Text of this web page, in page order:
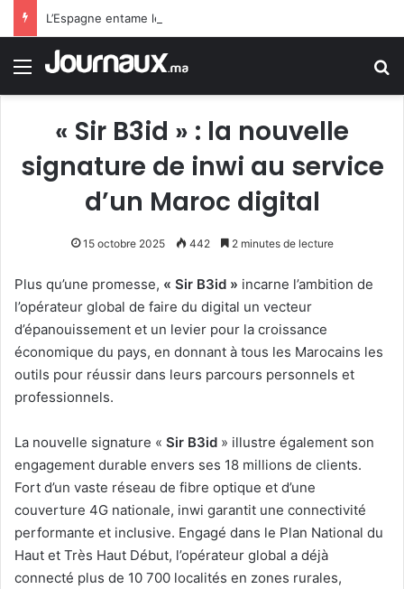
Menu
« Sir B3id » : la nouvelle
signature de inwi au service
d’un Maroc digital
15 octobre 2025 442 2 minutes de lecture
Plus qu’une promesse, « Sir B3id » incarne l’ambition de
l’opérateur global de faire du digital un vecteur
d’épanouissement et un levier pour la croissance
économique du pays, en donnant à tous les Marocains les
outils pour réussir dans leurs parcours personnels et
professionnels.
La nouvelle signature « Sir B3id » illustre également son
engagement durable envers ses 18 millions de clients.
Fort d’un vaste réseau de fibre optique et d’une
couverture 4G nationale, inwi garantit une connectivité
performante et inclusive. Engagé dans le Plan National du
Haut et Très Haut Début, l’opérateur global a déjà
connecté plus de 10 700 localités en zones rurales,